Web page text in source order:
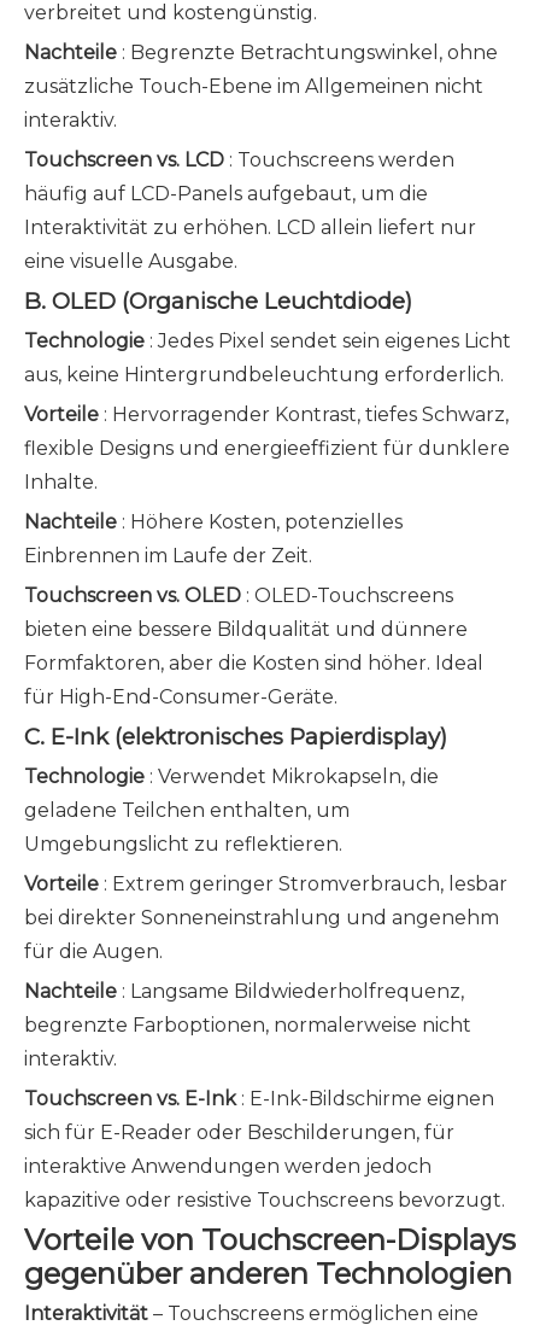
verbreitet und kostengünstig.
Nachteile : Begrenzte Betrachtungswinkel, ohne
zusätzliche Touch-Ebene im Allgemeinen nicht
interaktiv.
Touchscreen vs. LCD : Touchscreens werden
häufig auf LCD-Panels aufgebaut, um die
Interaktivität zu erhöhen. LCD allein liefert nur
eine visuelle Ausgabe.
B. OLED (Organische Leuchtdiode)
Technologie : Jedes Pixel sendet sein eigenes Licht
aus, keine Hintergrundbeleuchtung erforderlich.
Vorteile : Hervorragender Kontrast, tiefes Schwarz,
flexible Designs und energieeffizient für dunklere
Inhalte.
Nachteile : Höhere Kosten, potenzielles
Einbrennen im Laufe der Zeit.
Touchscreen vs. OLED : OLED-Touchscreens
bieten eine bessere Bildqualität und dünnere
Formfaktoren, aber die Kosten sind höher. Ideal
für High-End-Consumer-Geräte.
C. E-Ink (elektronisches Papierdisplay)
Technologie : Verwendet Mikrokapseln, die
geladene Teilchen enthalten, um
Umgebungslicht zu reflektieren.
Vorteile : Extrem geringer Stromverbrauch, lesbar
bei direkter Sonneneinstrahlung und angenehm
für die Augen.
Nachteile : Langsame Bildwiederholfrequenz,
begrenzte Farboptionen, normalerweise nicht
interaktiv.
Touchscreen vs. E-Ink : E-Ink-Bildschirme eignen
sich für E-Reader oder Beschilderungen, für
interaktive Anwendungen werden jedoch
kapazitive oder resistive Touchscreens bevorzugt.
Vorteile von Touchscreen-Displays
gegenüber anderen Technologien
Interaktivität – Touchscreens ermöglichen eine